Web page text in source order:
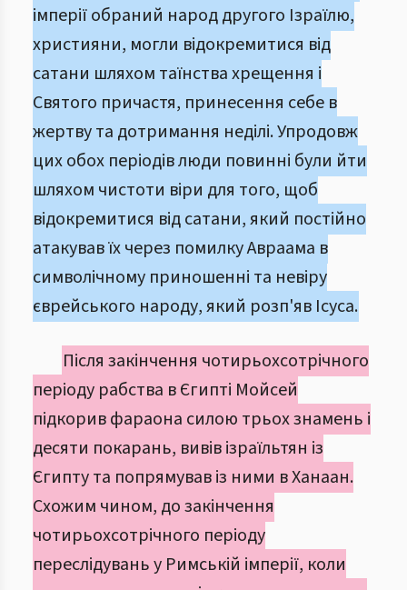
імперії обраний народ другого Ізраїлю,
християни, могли відокремитися від
сатани шляхом таїнства хрещення і
Святого причастя, принесення себе в
жертву та дотримання неділі. Упродовж
цих обох періодів люди повинні були йти
шляхом чистоти віри для того, щоб
відокремитися від сатани, який постійно
атакував їх через помилку Авраама в
символічному приношенні та невіру
єврейського народу, який розп'яв Ісуса.
Після закінчення чотирьохсотрічного
періоду рабства в Єгипті Мойсей
підкорив фараона силою трьох знамень і
десяти покарань, вивів ізраїльтян із
Єгипту та попрямував із ними в Ханаан.
Схожим чином, до закінчення
чотирьохсотрічного періоду
переслідувань у Римській імперії, коли